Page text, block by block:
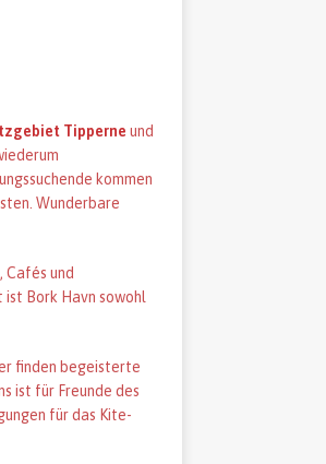
Tipperne und
kommen
Wunderbare
Cafés und
Bork Havn sowohl
finden begeisterte
ist für Freunde des
für das Kite-